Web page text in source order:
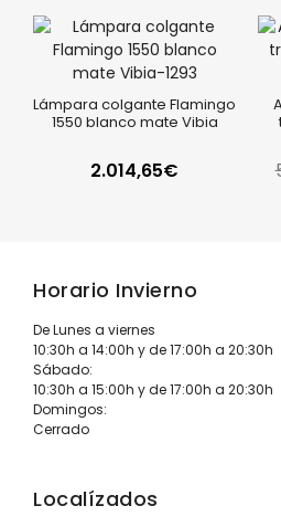
Lámpara colgante Flamingo
1550 blanco mate Vibia
2.014,65€
Horario Invierno
De Lunes a viernes
10:30h a 14:00h y de 17:00h a 20:30h
Sábado:
10:30h a 15:00h y de 17:00h a 20:30h
Domingos:
Cerrado
Localízados